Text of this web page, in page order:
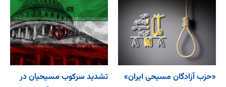
«حزب آزادگان مسیحی ایران»
تشدید سرکوب مسیحیان در